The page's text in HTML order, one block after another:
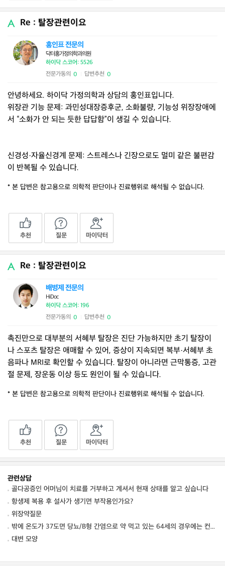
Re : 탈장관련이요
홍인표 전문의
닥터홍가정의학과의원
하이닥 스코어: 5526
전문가동의 0 답변추천 0
안녕하세요. 하이닥 가정의학과 상담의 홍인표입니다.
위장관 기능 문제: 과민성대장증후군, 소화불량, 기능성 위장장애에
서 “소화가 안 되는 듯한 답답함”이 생길 수 있습니다.
신경성·자율신경계 문제: 스트레스나 긴장으로도 멀미 같은 불편감
이 반복될 수 있습니다.
* 본 답변은 참고용으로 의학적 판단이나 진료행위로 해석될 수 없습니다.
추천 질문 마이닥터
Re : 탈장관련이요
배병제 전문의
HiDoc
하이닥 스코어: 196
전문가동의 0 답변추천 0
촉진만으로 대부분의 서혜부 탈장은 진단 가능하지만 초기 탈장이
나 스포츠 탈장은 애매할 수 있어, 증상이 지속되면 복부·서혜부 초
음파나 MRI로 확인할 수 있습니다. 탈장이 아니라면 근막통증, 고관
절 문제, 장운동 이상 등도 원인이 될 수 있습니다.
* 본 답변은 참고용으로 의학적 판단이나 진료행위로 해석될 수 없습니다.
추천 질문 마이닥터
관련상담
골다공증인 어머님이 치료를 거부하고 계셔서 현재 상태를 알고 싶습니다
항생제 복용 후 설사가 생기면 부작용인가요?
위장약질문
밖에 온도가 37도면 당뇨/B형 간염으로 약 먹고 있는 64세의 경우에는 컨디션 저하를 동
대변 모양